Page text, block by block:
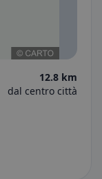
12.8 km
dal centro città